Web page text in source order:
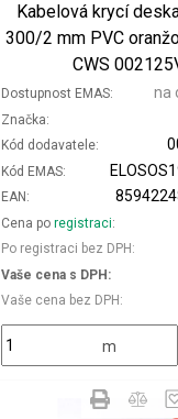
Kabelová krycí
300/2 mm PVC
CWS
Dostupnost EMAS na
Značka
Kód dodavatele
Kód EMAS
EAN
Cena po registraci
Po registraci bez DPH
Vaše cena s DPH
Vaše cena bez DPH
m